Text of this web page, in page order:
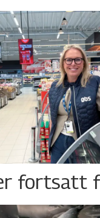
fortsatt